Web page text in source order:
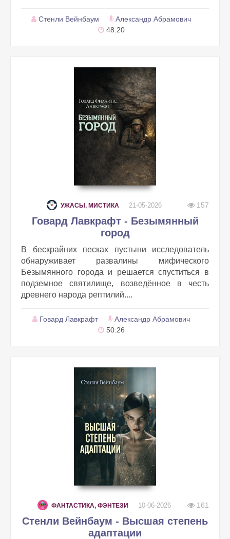
Стенли Вейнбаум
Александр Абрамович
48:20
УЖАСЫ, МИСТИКА 21-05-2026 157
Говард Лавкрафт - Безымянный
город
В бескрайних песках пустыни исследователь
обнаруживает развалины мифического
Безымянного города и решается спуститься в
подземное святилище, возведённое в честь
древнего народа рептилий....
Говард Лавкрафт
Александр Абрамович
50:26
ФАНТАСТИКА, ФЭНТЕЗИ 10-06-2026 161
Стенли Вейнбаум - Высшая степень
адаптации